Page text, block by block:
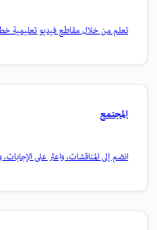
تعلم من خلال مقاطع فيديو تعليمية
المجتمع
انضم إلى المناقشات، واعثر على